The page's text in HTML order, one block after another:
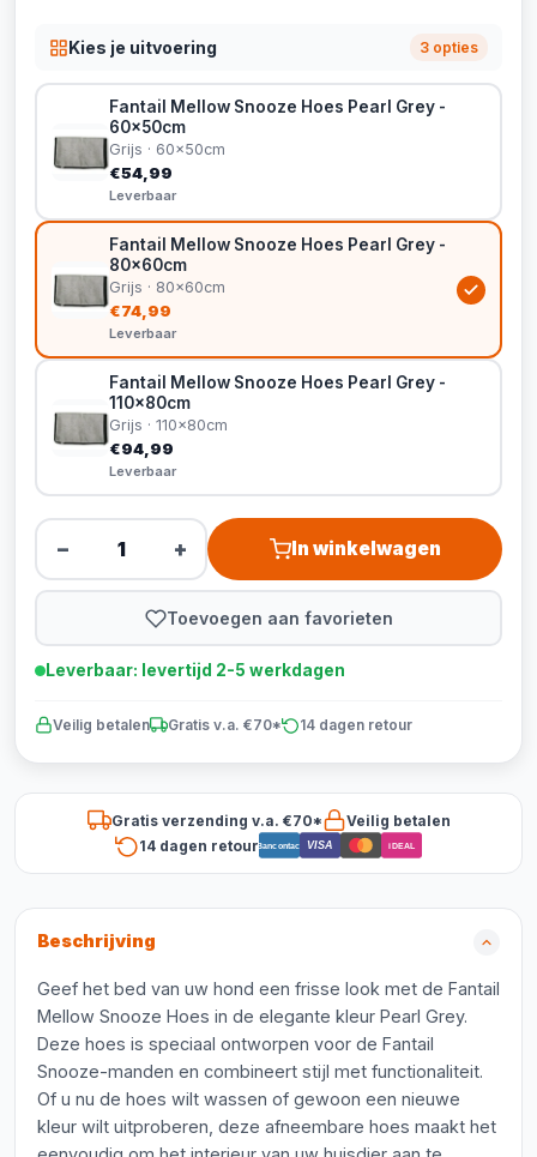
Kies je uitvoering 3 opties
Fantail Mellow Snooze Hoes Pearl Grey -
60x50cm
Grijs · 60x50cm
€54,99
Leverbaar
Fantail Mellow Snooze Hoes Pearl Grey -
80x60cm
Grijs · 80x60cm
€74,99
Leverbaar
Fantail Mellow Snooze Hoes Pearl Grey -
110x80cm
Grijs · 110x80cm
€94,99
Leverbaar
− + In winkelwagen
Toevoegen aan favorieten
Leverbaar: levertijd 2-5 werkdagen
Veilig betalen Gratis v.a. €70* 14 dagen retour
Gratis verzending v.a. €70*
Veilig betalen
14 dagen retourBancontact VISA iDEAL
Beschrijving
Geef het bed van uw hond een frisse look met de Fantail
Mellow Snooze Hoes in de elegante kleur Pearl Grey.
Deze hoes is speciaal ontworpen voor de Fantail
Snooze-manden en combineert stijl met functionaliteit.
Of u nu de hoes wilt wassen of gewoon een nieuwe
kleur wilt uitproberen, deze afneembare hoes maakt het